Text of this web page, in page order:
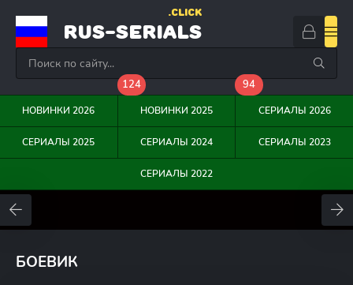
RUS-SERIALS
.CLICK
НОВИНКИ 2026
124
НОВИНКИ 2025
94
СЕРИАЛЫ 2026
СЕРИАЛЫ 2025 СЕРИАЛЫ 2024 СЕРИАЛЫ 2023
СЕРИАЛЫ 2022
0
БОЕВИК